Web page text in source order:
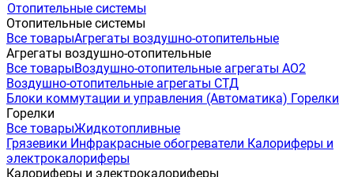
Отопительные системы
Отопительные системы
Все товарыАгрегаты воздушно-отопительные
Агрегаты воздушно-отопительные
Все товарыВоздушно-отопительные агрегаты АО2
Воздушно-отопительные агрегаты СТД
Блоки коммутации и управления (Автоматика) Горелки
Горелки
Все товарыЖидкотопливные
Грязевики Инфракрасные обогреватели Калориферы и
электрокалориферы
Калориферы и электрокалориферы